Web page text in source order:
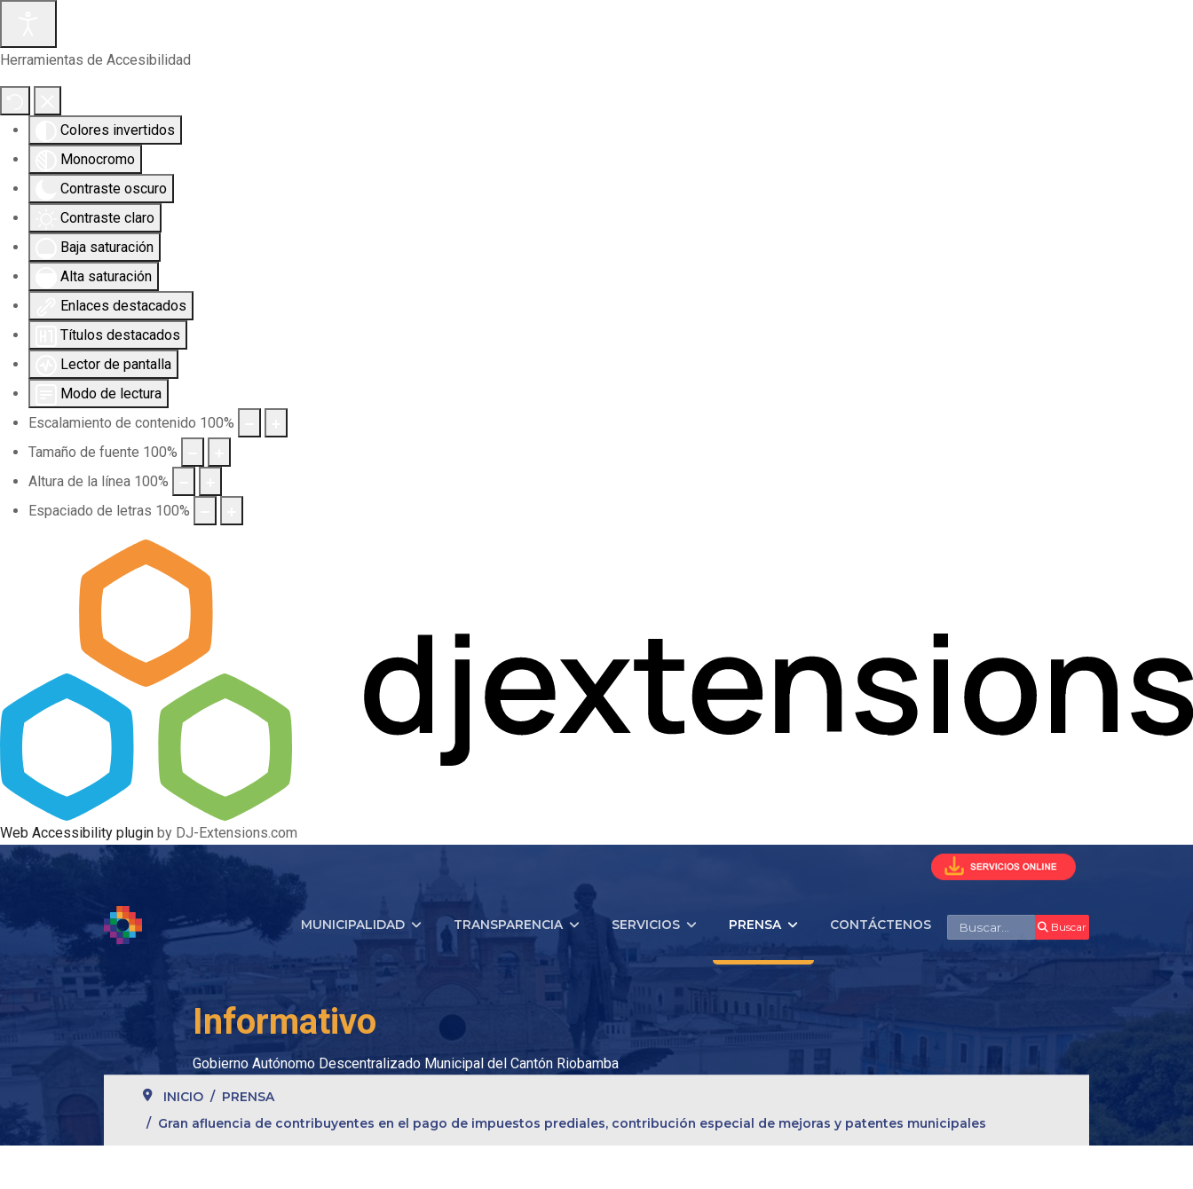
Herramientas de Accesibilidad
Colores invertidos
Monocromo
Contraste oscuro
Contraste claro
Baja saturación
Alta saturación
Enlaces destacados
Títulos destacados
Lector de pantalla
Modo de lectura
Escalamiento de contenido 100%
Tamaño de fuente 100%
Altura de la línea 100%
Espaciado de letras 100%
Web Accessibility plugin by DJ-Extensions.com
MUNICIPALIDAD TRANSPARENCIA SERVICIOS PRENSA CONTÁCTENOS Buscar Buscar
Informativo
Gobierno Autónomo Descentralizado Municipal del Cantón Riobamba
INICIO
PRENSA
Gran afluencia de contribuyentes en el pago de impuestos prediales, contribución especial de mejoras y patentes municipales